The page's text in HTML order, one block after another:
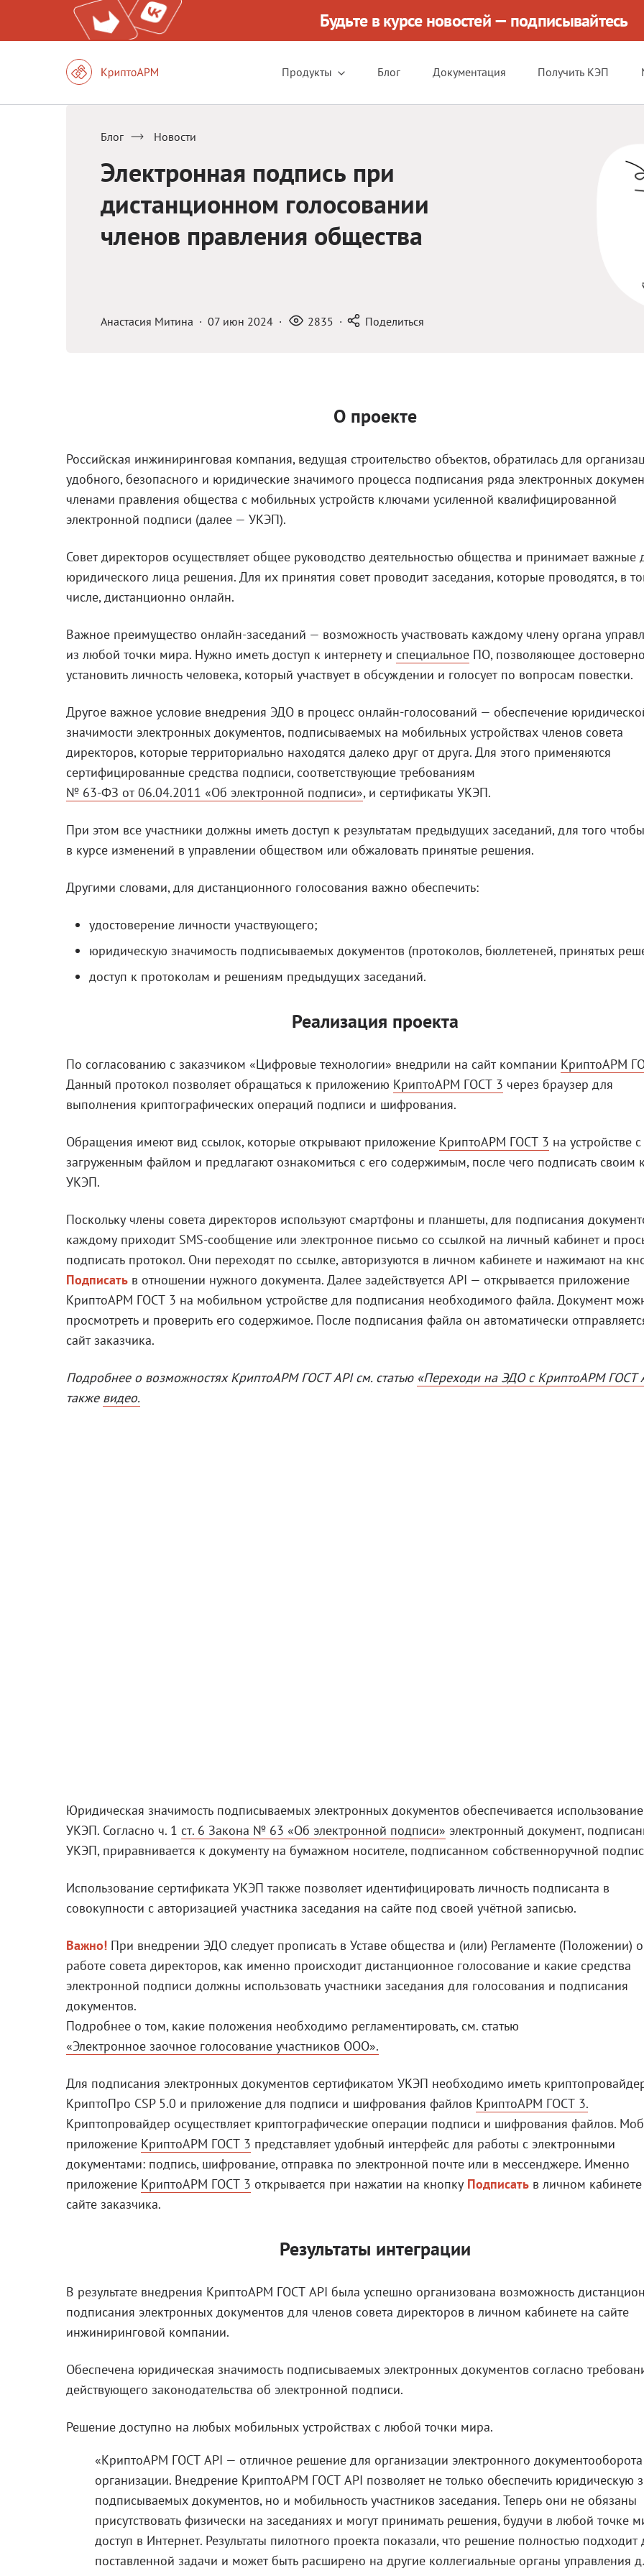
Будьте в курсе новостей — подписывайтесь
Продукты Блог Документация Получить КЭП
Блог Новости
Электронная подпись при
дистанционном голосовании
членов правления общества
Анастасия Митина · 07 июн 2024 · 2835 · Поделиться
О проекте
Российская инжиниринговая компания, ведущая строительство объектов, обратилась для
удобного, безопасного и юридические значимого процесса подписания ряда электронных
членами правления общества с мобильных устройств ключами усиленной квалифицированной
электронной подписи (далее — УКЭП).
Совет директоров осуществляет общее руководство деятельностью общества и принимает важные
юридического лица решения. Для их принятия совет проводит заседания, которые проводятся, в
числе, дистанционно онлайн.
Важное преимущество онлайн-заседаний — возможность участвовать каждому члену органа
из любой точки мира. Нужно иметь доступ к интернету и специальное ПО, позволяющее достоверно
установить личность человека, который участвует в обсуждении и голосует по вопросам повестки.
Другое важное условие внедрения ЭДО в процесс онлайн-голосований — обеспечение
значимости электронных документов, подписываемых на мобильных устройствах членов совета
директоров, которые территориально находятся далеко друг от друга. Для этого применяются
сертифицированные средства подписи, соответствующие требованиям
№ 63-ФЗ от 06.04.2011 «Об электронной подписи», и сертификаты УКЭП.
При этом все участники должны иметь доступ к результатам предыдущих заседаний, для того
в курсе изменений в управлении обществом или обжаловать принятые решения.
Другими словами, для дистанционного голосования важно обеспечить:
удостоверение личности участвующего;
юридическую значимость подписываемых документов (протоколов, бюллетеней, принятых
доступ к протоколам и решениям предыдущих заседаний.
Реализация проекта
По согласованию с заказчиком «Цифровые технологии» внедрили на сайт компании КриптоАРМ
Данный протокол позволяет обращаться к приложению КриптоАРМ ГОСТ 3 через браузер для
выполнения криптографических операций подписи и шифрования.
Обращения имеют вид ссылок, которые открывают приложение КриптоАРМ ГОСТ 3 на устройстве с
загруженным файлом и предлагают ознакомиться с его содержимым, после чего подписать своим
УКЭП.
Поскольку члены совета директоров используют смартфоны и планшеты, для подписания
каждому приходит SMS-сообщение или электронное письмо со ссылкой на личный кабинет и
подписать протокол. Они переходят по ссылке, авторизуются в личном кабинете и нажимают на
Подписать в отношении нужного документа. Далее задействуется API — открывается приложение
КриптоАРМ ГОСТ 3 на мобильном устройстве для подписания необходимого файла. Документ
просмотреть и проверить его содержимое. После подписания файла он автоматически
сайт заказчика.
Подробнее о возможностях КриптоАРМ ГОСТ API см. статью «Переходи на ЭДО с КриптоАРМ ГОСТ
также видео.
Юридическая значимость подписываемых электронных документов обеспечивается
УКЭП. Согласно ч. 1 ст. 6 Закона № 63 «Об электронной подписи» электронный документ,
УКЭП, приравнивается к документу на бумажном носителе, подписанном собственноручной
Использование сертификата УКЭП также позволяет идентифицировать личность подписанта в
совокупности с авторизацией участника заседания на сайте под своей учётной записью.
Важно! При внедрении ЭДО следует прописать в Уставе общества и (или) Регламенте (Положении) о
работе совета директоров, как именно происходит дистанционное голосование и какие средства
электронной подписи должны использовать участники заседания для голосования и подписания
документов.
Подробнее о том, какие положения необходимо регламентировать, см. статью
«Электронное заочное голосование участников ООО».
Для подписания электронных документов сертификатом УКЭП необходимо иметь
КриптоПро CSP 5.0 и приложение для подписи и шифрования файлов КриптоАРМ ГОСТ 3.
Криптопровайдер осуществляет криптографические операции подписи и шифрования файлов.
приложение КриптоАРМ ГОСТ 3 представляет удобный интерфейс для работы с электронными
документами: подпись, шифрование, отправка по электронной почте или в мессенджере. Именно
приложение КриптоАРМ ГОСТ 3 открывается при нажатии на кнопку Подписать в личном
сайте заказчика.
Результаты интеграции
В результате внедрения КриптоАРМ ГОСТ API была успешно организована возможность
подписания электронных документов для членов совета директоров в личном кабинете на сайте
инжиниринговой компании.
Обеспечена юридическая значимость подписываемых электронных документов согласно
действующего законодательства об электронной подписи.
Решение доступно на любых мобильных устройствах с любой точки мира.
«КриптоАРМ ГОСТ API — отличное решение для организации электронного документооборота
организации. Внедрение КриптоАРМ ГОСТ API позволяет не только обеспечить юридическую
подписываемых документов, но и мобильность участников заседания. Теперь они не обязаны
присутствовать физически на заседаниях и могут принимать решения, будучи в любой точке
доступ в Интернет. Результаты пилотного проекта показали, что решение полностью подходит
поставленной задачи и может быть расширено на другие коллегиальные органы управления